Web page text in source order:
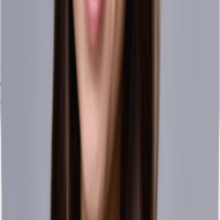
Ihr Kontakt
Chiara Costa Jacinto
Ihr Kontakt